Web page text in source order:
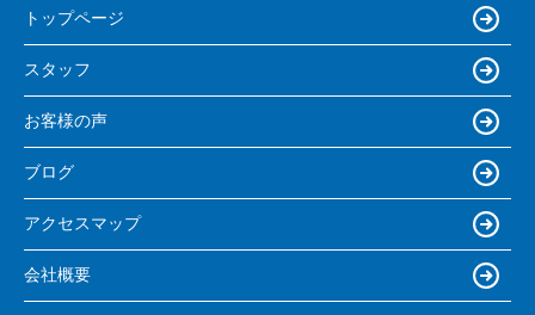
トップページ
スタッフ
お客様の声
ブログ
アクセスマップ
会社概要